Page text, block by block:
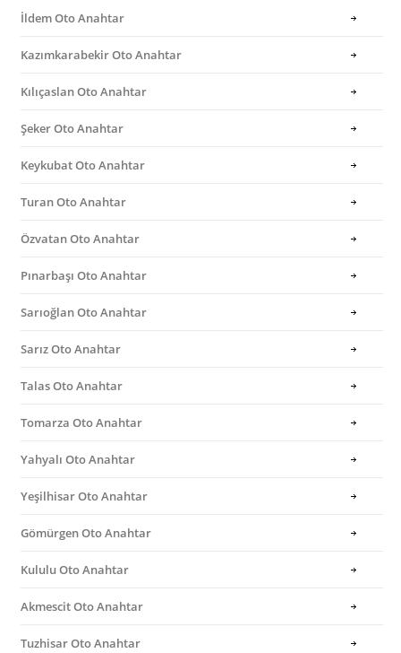
İldem Oto Anahtar
Kazımkarabekir Oto Anahtar
Kılıçaslan Oto Anahtar
Şeker Oto Anahtar
Keykubat Oto Anahtar
Turan Oto Anahtar
Özvatan Oto Anahtar
Pınarbaşı Oto Anahtar
Sarıoğlan Oto Anahtar
Sarız Oto Anahtar
Talas Oto Anahtar
Tomarza Oto Anahtar
Yahyalı Oto Anahtar
Yeşilhisar Oto Anahtar
Gömürgen Oto Anahtar
Kululu Oto Anahtar
Akmescit Oto Anahtar
Tuzhisar Oto Anahtar